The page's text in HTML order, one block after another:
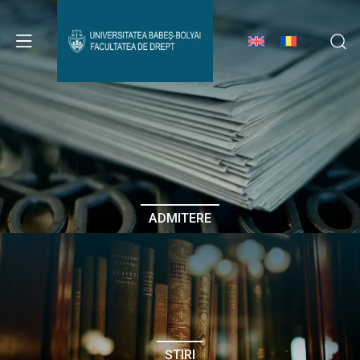
Avizier Studenți
Studii
Admitere
Erasmus & Internațional
Despre Facultate
ADMITERE
ȘTIRI